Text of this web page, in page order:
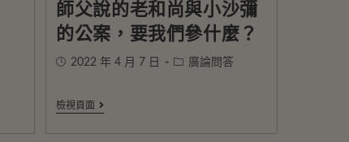
師父說的老和尚與小沙彌
的公案，要我們參什麼？
2022 年 4 月 7 日 廣論問答
檢視頁面